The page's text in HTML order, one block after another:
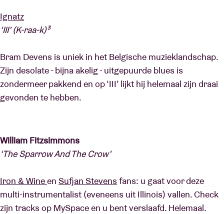
Ignatz
‘III’ (K-raa-k)³
Bram Devens is uniek in het Belgische muzieklandschap.
Zijn desolate - bijna akelig - uitgepuurde blues is
zondermeer pakkend en op ‘III’ lijkt hij helemaal zijn draai
gevonden te hebben.
William Fitzsimmons
‘The Sparrow And The Crow’
Iron & Wineen Sufjan Stevensfans: u gaat voor deze
multi-instrumentalist (eveneens uit Illinois) vallen. Check
zijn tracks op MySpace en u bent verslaafd. Helemaal.